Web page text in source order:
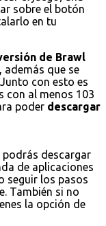
sobre el botón
en tu
de Brawl
que se
con esto es
con al menos 103
poder descargar
descargar
de aplicaciones
seguir los pasos
También si no
la opción de